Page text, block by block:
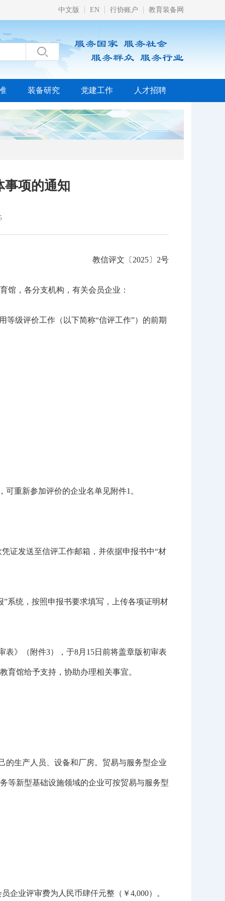
中文版 EN 行协账户 教育装备网

装备研究 党建工作 人才招聘
事项的通知
教信评文〔2025〕2号
馆，各分支机构，有关会员企业：
级评价工作（以下简称“信评工作”）的前期
重新参加评价的企业名单见附件1。
发送至信评工作邮箱，并依据申报书中“材
系统，按照申报书要求填写，上传各项证明材
》（附件3），于8月15日前将盖章版初审表
育馆给予支持，协助办理相关事宜。
生产人员、设备和厂房。贸易与服务型企业
等新型基础设施领域的企业可按贸易与服务型
业评审费为人民币肆仟元整（￥4,000）。